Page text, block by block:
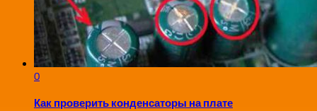
0
Как проверить конденсаторы на плате